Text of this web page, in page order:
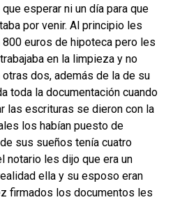
esperar ni un día para que
por venir. Al principio les
800 euros de hipoteca pero les
en la limpieza y no
dos, además de la de su
toda la documentación cuando
las escrituras se dieron con la
los habían puesto de
sus sueños tenía cuatro
notario les dijo que era un
ella y su esposo eran
firmados los documentos les